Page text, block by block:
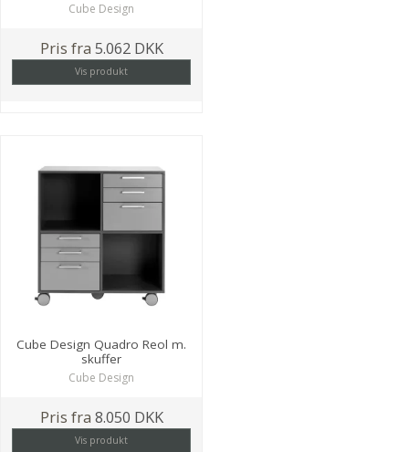
Cube Design
Pris fra 5.062 DKK
Vis produkt
Cube Design Quadro Reol m.
skuffer
Cube Design
Pris fra 8.050 DKK
Vis produkt